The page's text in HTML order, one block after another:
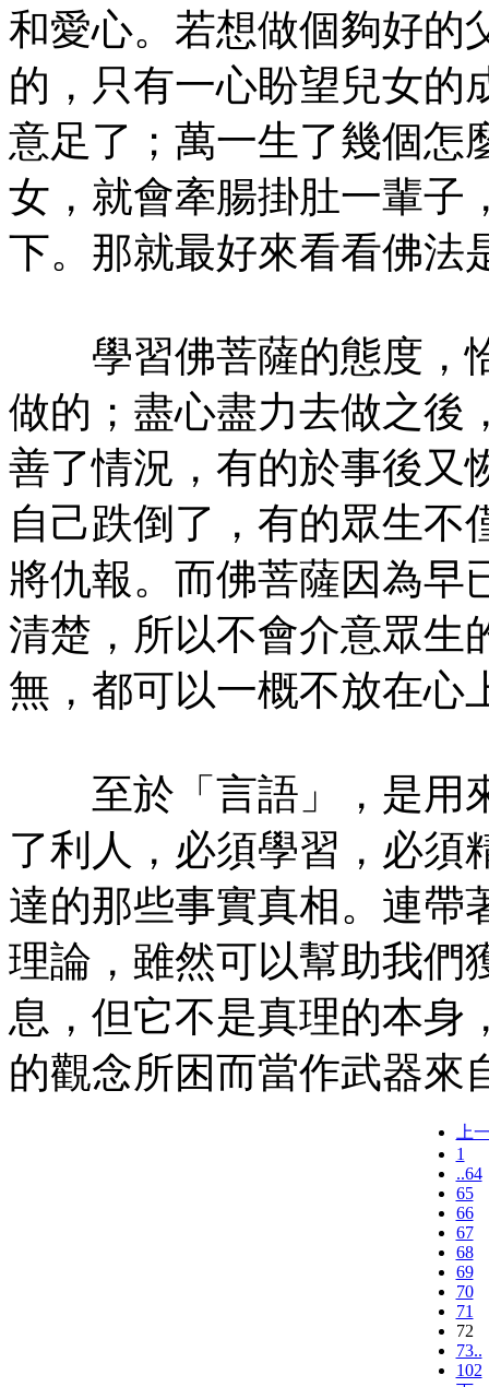
和愛心。若想做個夠好的
的，只有一心盼望兒女的
意足了；萬一生了幾個怎
女，就會牽腸掛肚一輩子
下。那就最好來看看佛法
學習佛菩薩的態度，
做的；盡心盡力去做之後
善了情況，有的於事後又
自己跌倒了，有的眾生不
將仇報。而佛菩薩因為早
清楚，所以不會介意眾生
無，都可以一概不放在心
至於「言語」，是用
了利人，必須學習，必須
達的那些事實真相。連帶
理論，雖然可以幫助我們
息，但它不是真理的本身
的觀念所困而當作武器來
上
1
..64
65
66
67
68
69
70
71
72
73..
102